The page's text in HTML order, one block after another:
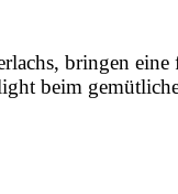
bringen eine
beim